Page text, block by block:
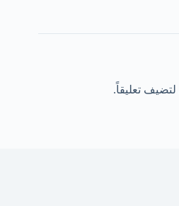
لتضيف تعليقاً.